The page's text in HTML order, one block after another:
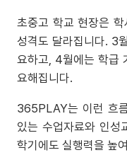
초중고 학교 현장은
성격도 달라집니다. 3
요하고, 4월에는 학급
요해집니다.
365PLAY는 이런 흐
있는 수업자료와 인성
학기에도 실행력을 높